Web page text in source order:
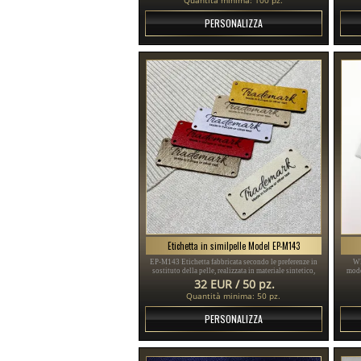
PERSONALIZZA
Etichetta in similpelle Model EP-M143
EP-M143 Etichetta fabbricata secondo le preferenze in
sostituto della pelle, realizzata in materiale sintetico,
Modello EP-M143 per prodotti di abbigliamento,
personalizzata con logo o nome del produttore.
32 EUR / 50 pz.
Quantità minima: 50 pz.
PERSONALIZZA